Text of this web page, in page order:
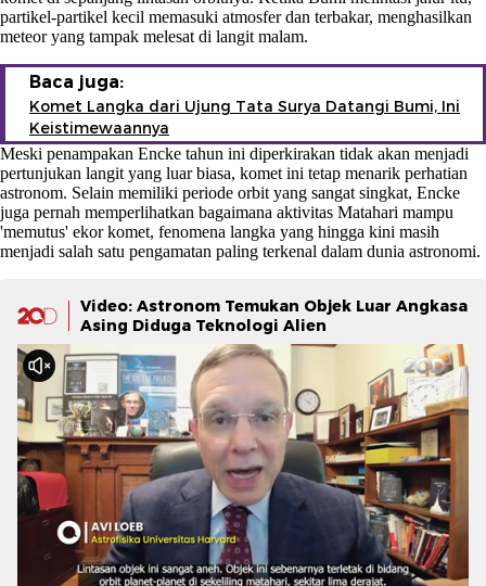
partikel-partikel kecil memasuki atmosfer dan terbakar, menghasilkan
meteor yang tampak melesat di langit malam.
Baca juga:
Komet Langka dari Ujung Tata Surya Datangi Bumi, Ini
Keistimewaannya
Meski penampakan Encke tahun ini diperkirakan tidak akan menjadi
pertunjukan langit yang luar biasa, komet ini tetap menarik perhatian
astronom. Selain memiliki periode orbit yang sangat singkat, Encke
juga pernah memperlihatkan bagaimana aktivitas Matahari mampu
'memutus' ekor komet, fenomena langka yang hingga kini masih
menjadi salah satu pengamatan paling terkenal dalam dunia astronomi.
Video: Astronom Temukan Objek Luar Angkasa
Asing Diduga Teknologi Alien